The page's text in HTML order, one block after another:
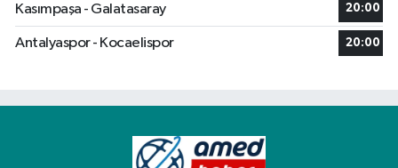
Kasımpaşa - Galatasaray 20:00
Antalyaspor - Kocaelispor 20:00